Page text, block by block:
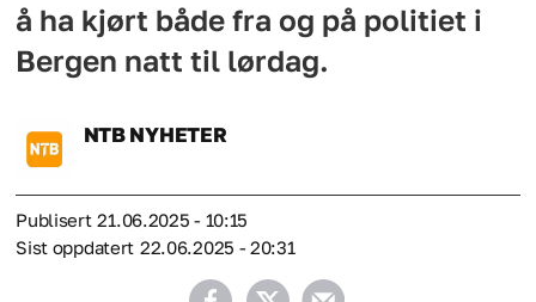
å ha kjørt både fra og på politiet i
Bergen natt til lørdag.
NTB NYHETER
Publisert
21.06.2025 - 10:15
Sist oppdatert
22.06.2025 - 20:31